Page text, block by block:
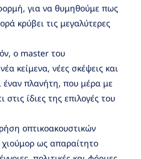
για να θυμηθούμε πως
κρύβει τις μεγαλύτερες
ο master του
κείμενα, νέες σκέψεις και
έναν πλανήτη, που μέρα με
ίδιες της επιλογές του
οπτικοακουστικών
ως απαραίτητο